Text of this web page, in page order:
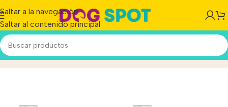
Saltar a la navegación
Saltar al contenido principal
ShuletInicio/Producto